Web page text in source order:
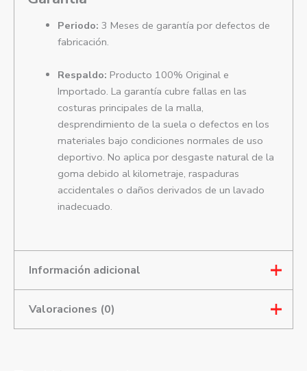
Periodo: 3 Meses de garantía por defectos de
fabricación.
Respaldo: Producto 100% Original e
Importado. La garantía cubre fallas en las
costuras principales de la malla,
desprendimiento de la suela o defectos en los
materiales bajo condiciones normales de uso
deportivo. No aplica por desgaste natural de la
goma debido al kilometraje, raspaduras
accidentales o daños derivados de un lavado
inadecuado.
Información adicional
Talla
Valoraciones (0)